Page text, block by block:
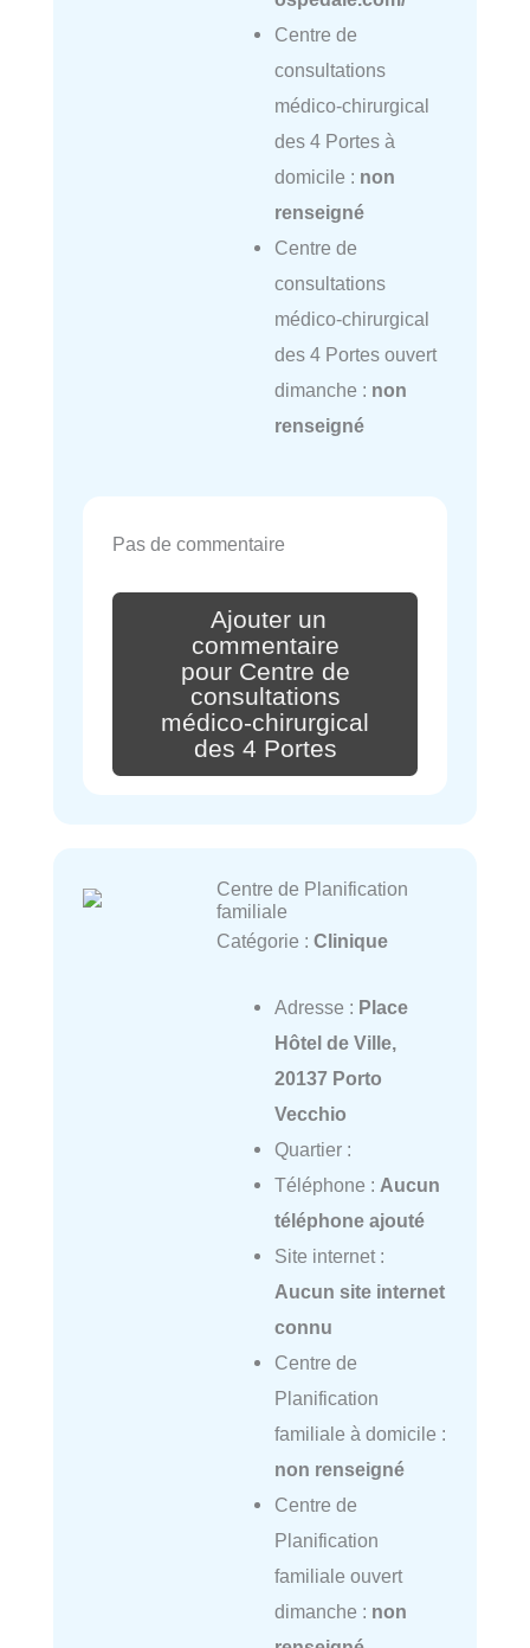
Centre de
consultations
médico-chirurgical
des 4 Portes à
domicile : non
renseigné
Centre de
consultations
médico-chirurgical
des 4 Portes ouvert
dimanche : non
renseigné
Pas de commentaire
Ajouter un
commentaire
pour Centre de
consultations
médico-chirurgical
des 4 Portes
Centre de Planification
familiale
Catégorie : Clinique
Adresse : Place
Hôtel de Ville,
20137 Porto
Vecchio
Quartier :
Téléphone : Aucun
téléphone ajouté
Site internet :
Aucun site internet
connu
Centre de
Planification
familiale à domicile :
non renseigné
Centre de
Planification
familiale ouvert
dimanche : non